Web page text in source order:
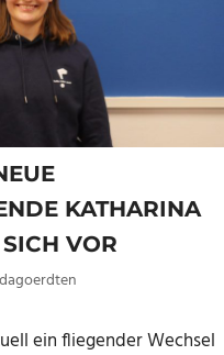
KATHARINA
VOR
ein fliegender Wechsel